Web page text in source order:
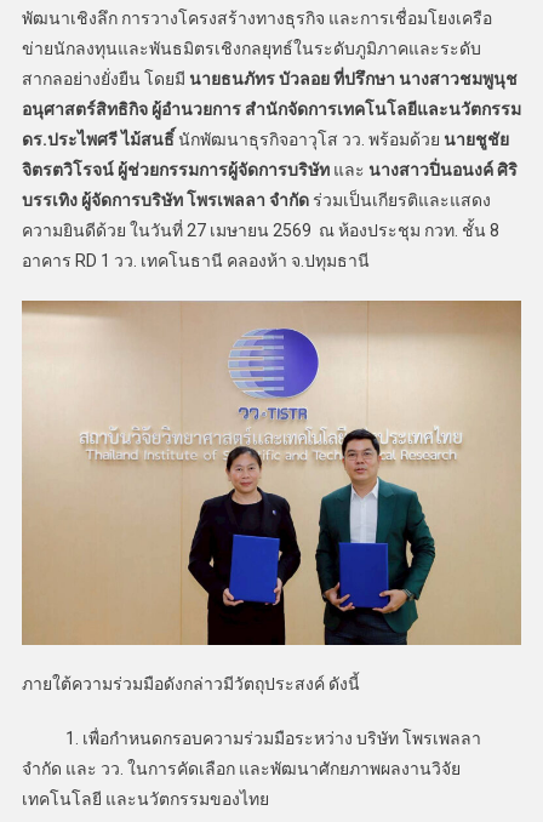
พัฒนาเชิงลึก การวางโครงสร้างทางธุรกิจ และการเชื่อมโยงเครือ
ข่ายนักลงทุนและพันธมิตรเชิงกลยุทธ์ในระดับภูมิภาคและระดับ
สากลอย่างยั่งยืน โดยมี นายธนภัทร บัวลอย ที่ปรึกษา นางสาวชมพูนุช
อนุศาสตร์สิทธิกิจ ผู้อำนวยการ สำนักจัดการเทคโนโลยีและนวัตกรรม
ดร.ประไพศรี ไม้สนธิ์นักพัฒนาธุรกิจอาวุโส วว. พร้อมด้วย นายชูชัย
จิตรตวิโรจน์ ผู้ช่วยกรรมการผู้จัดการบริษัทและ นางสาวปิ่นอนงค์ ศิริ
บรรเทิง ผู้จัดการบริษัท โพรเพลลา จำกัดร่วมเป็นเกียรติและแสดง
ความยินดีด้วย ในวันที่ 27 เมษายน 2569 ณ ห้องประชุม กวท. ชั้น 8
อาคาร RD 1 วว. เทคโนธานี คลองห้า จ.ปทุมธานี
ภายใต้ความร่วมมือดังกล่าวมีวัตถุประสงค์ ดังนี้
1. เพื่อกำหนดกรอบความร่วมมือระหว่าง บริษัท โพรเพลลา
จำกัด และ วว. ในการคัดเลือก และพัฒนาศักยภาพผลงานวิจัย
เทคโนโลยี และนวัตกรรมของไทย